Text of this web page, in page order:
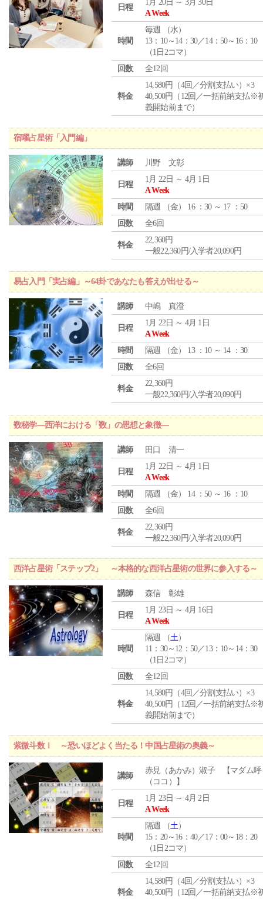
日程
1月 20日 ～ 3月 30日
A Week
時間
毎週 （水）
13：10～14：30／14：50～16：10
（1日2コマ）
回数
全12回
料金
14,580円（4回／分割支払い）×3
40,500円（12回／一括前納支払※
義開始前まで）
宿曜占星術「入門編」
講師 川野 文彰
日程
1月 22日 ～ 4月 1日
A Week
時間
隔週 （金） 16 ：30 ～ 17 ：50
回数
全6回
料金
22,360円
一般22,360円/入学者20,090円
易占入門「実占編」～64卦であなたも答えが出せる～
講師 中嶋 真澄
日程
1月 22日 ～ 4月 1日
A Week
時間
隔週 （金） 13 ：10 ～ 14 ：30
回数
全6回
料金
22,360円
一般22,360円/入学者20,090円
数秘学―西洋における「数」の思想と象徴―
講師 田口 清一
日程
1月 22日 ～ 4月 1日
A Week
時間
隔週 （金） 14 ：50 ～ 16 ：10
回数
全6回
料金
22,360円
一般22,360円/入学者20,090円
西洋占星術「ステップ2」 ～本格的な西洋占星術の世界に参入する～
講師 森信 彰雄
日程
1月 23日 ～ 4月 16日
A Week
時間
隔週 （土）
11：30～12：50／13：10～14：30
（1日2コマ）
回数
全12回
料金
14,580円（4回／分割支払い）×3
40,500円（12回／一括前納支払※
義開始前まで）
紫微斗数Ⅰ ～恐いほどよく当たる！中国占星術の奥義～
講師
赤見（あかみ）淑子 【マダム呼
（ココ）】
日程
1月 23日 ～ 4月 2日
A Week
時間
隔週 （土）
15：20～16：40／17：00～18：20
（1日2コマ）
回数
全12回
料金
14,580円（4回／分割支払い）×3
40,500円（12回／一括前納支払※